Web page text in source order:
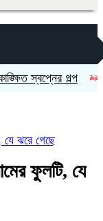
গল্প রীতি
যে ঝরে গেছে
ফুলটি, যে